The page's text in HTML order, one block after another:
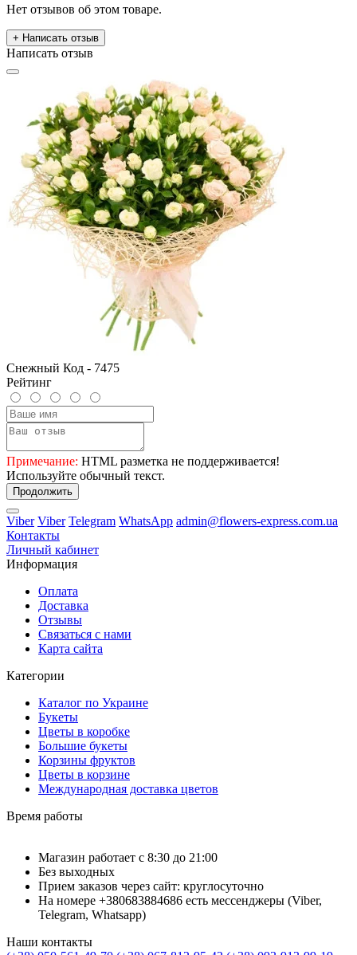
Нет отзывов об этом товаре.
+ Написать отзыв
Написать отзыв
Снежный Код - 7475
Рейтинг
Примечание: HTML разметка не поддерживается!
Используйте обычный текст.
Продолжить
Viber Viber Telegram WhatsApp admin@flowers-express.com.ua
Контакты
Личный кабинет
Информация
Оплата
Доставка
Отзывы
Связаться с нами
Карта сайта
Категории
Каталог по Украине
Букеты
Цветы в коробке
Большие букеты
Корзины фруктов
Цветы в корзине
Международная доставка цветов
Время работы
Магазин работает с 8:30 до 21:00
Без выходных
Прием заказов через сайт: круглосуточно
На номере +380683884686 есть мессенджеры (Viber,
Telegram, Whatsapp)
Наши контакты